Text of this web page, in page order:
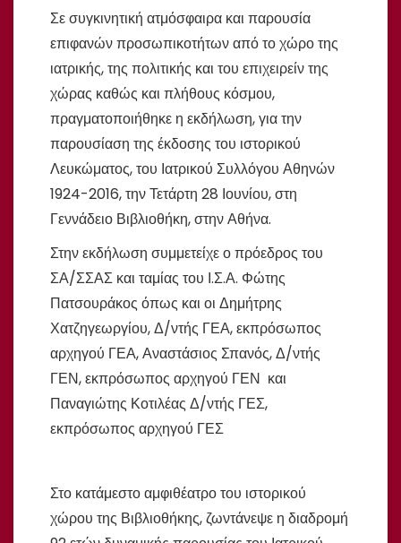
Σε συγκινητική ατμόσφαιρα και παρουσία
επιφανών προσωπικοτήτων από το χώρο της
ιατρικής, της πολιτικής και του επιχειρείν της
χώρας καθώς και πλήθους κόσμου,
πραγματοποιήθηκε η εκδήλωση, για την
παρουσίαση της έκδοσης του ιστορικού
Λευκώματος, του Ιατρικού Συλλόγου Αθηνών
1924-2016, την Τετάρτη 28 Ιουνίου, στη
Γεννάδειο Βιβλιοθήκη, στην Αθήνα.
Στην εκδήλωση συμμετείχε ο πρόεδρος του
ΣΑ/ΣΣΑΣ και ταμίας του Ι.Σ.Α. Φώτης
Πατσουράκος όπως και οι Δημήτρης
Χατζηγεωργίου, Δ/ντής ΓΕΑ,εκπρόσωπος
αρχηγού ΓΕΑ,Αναστάσιος Σπανός, Δ/ντής
ΓΕΝ, εκπρόσωπος αρχηγού ΓΕΝ και
Παναγιώτης Κοτιλέας Δ/ντής ΓΕΣ,
εκπρόσωπος αρχηγού ΓΕΣ
Στο κατάμεστο αμφιθέατρο του ιστορικού
χώρου της Βιβλιοθήκης, ζωντάνεψε η διαδρομή